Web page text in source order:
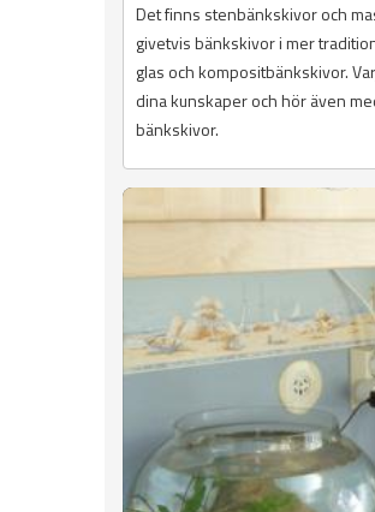
Det finns stenbänkskivor och
givetvis bänkskivor i mer
glas och kompositbänkskivor.
dina kunskaper och hör även
bänkskivor.